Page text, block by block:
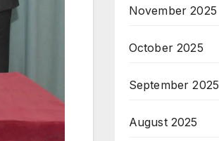
November 2025
October 2025
September 2025
August 2025